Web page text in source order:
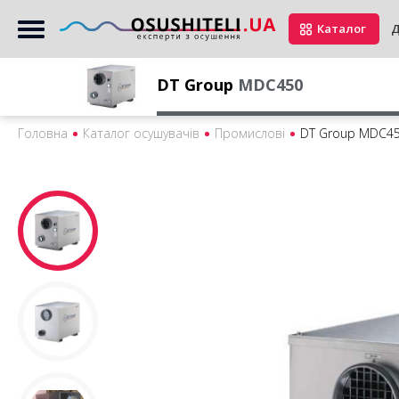
Каталог
Головна Каталог осушувачів Промислові DT Group
DT Group MDC450